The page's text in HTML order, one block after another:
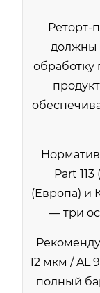
Реторт-
должны
обработку
Part
(Европа) и
— три
12 мкм / AL
полный